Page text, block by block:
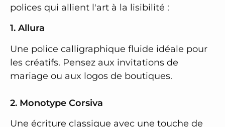
polices qui allient l'art à la lisibilité :
1. Allura
Une police calligraphique fluide idéale pour
les créatifs. Pensez aux invitations de
mariage ou aux logos de boutiques.
2. Monotype Corsiva
Une écriture classique avec une touche de